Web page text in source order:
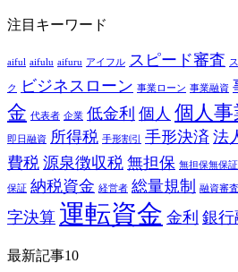
注目キーワード
aiful aifulu aifuru アイフル スピード審査
ク ビジネスローン 事業ローン 事業融資
金 代表者 企業 低金利 個人 個人事
即日融資 所得税 手形割引 手形決済 法
費税 源泉徴収税 無担保 無担保無保証
保証 納税資金 経営者 総量規制 融資審査
字決算 運転資金 金利 銀行
最新記事10